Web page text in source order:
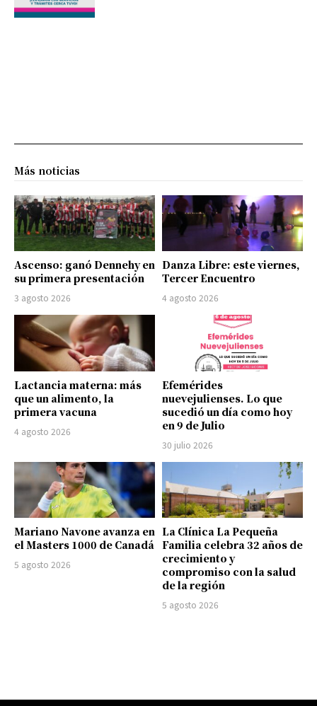
Más noticias
Ascenso: ganó Dennehy en
su primera presentación
3 agosto 2026
Danza Libre: este viernes,
Tercer Encuentro
4 agosto 2026
Lactancia materna: más
que un alimento, la
primera vacuna
4 agosto 2026
Efemérides
nuevejulienses. Lo que
sucedió un día como hoy
en 9 de Julio
30 julio 2026
Mariano Navone avanza en
el Masters 1000 de Canadá
5 agosto 2026
La Clínica La Pequeña
Familia celebra 32 años de
crecimiento y
compromiso con la salud
de la región
5 agosto 2026